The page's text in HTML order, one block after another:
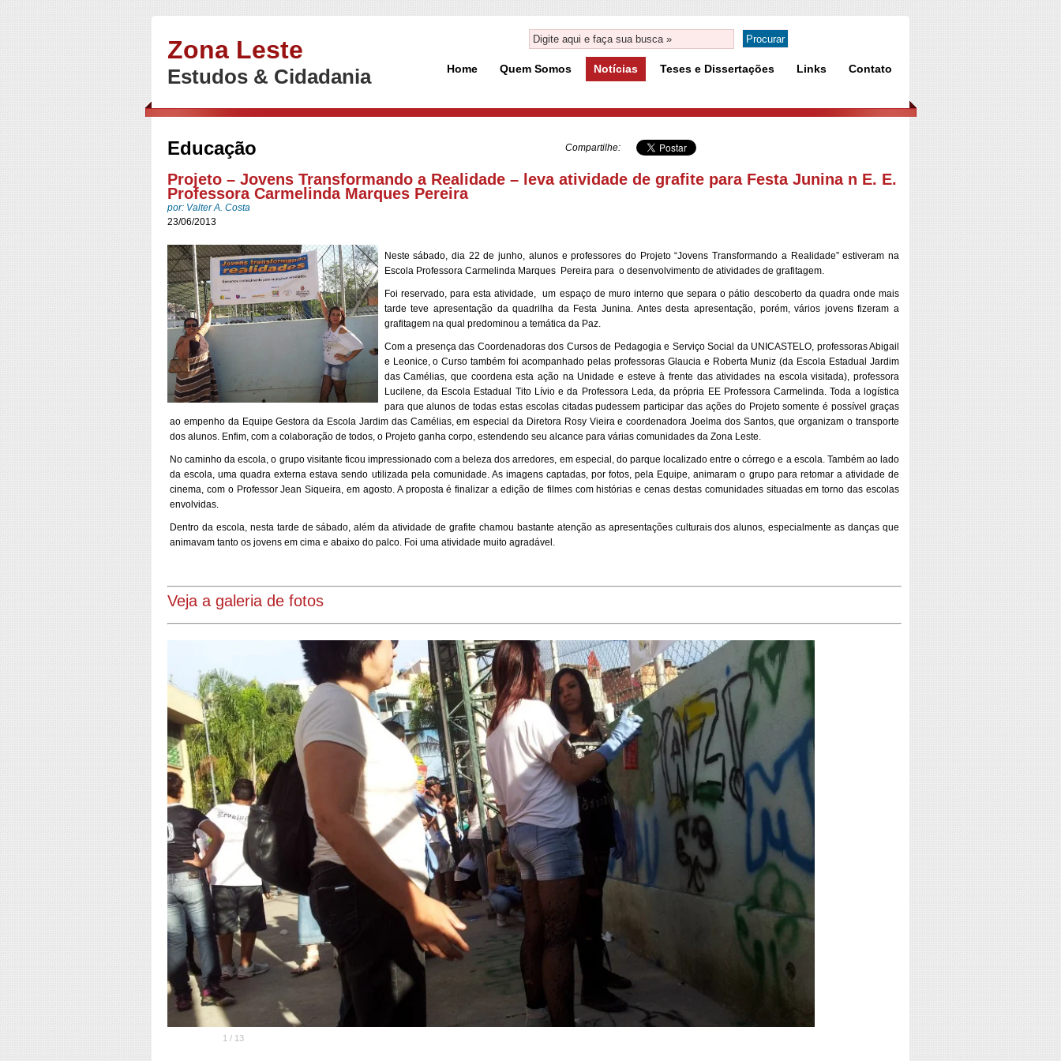
Zona Leste
Estudos & Cidadania Home Quem Somos Notícias Teses e Dissertações Links Contato
Educação Compartilhe:
Projeto – Jovens Transformando a Realidade – leva atividade de grafite para Festa Junina n E. E.
Professora Carmelinda Marques Pereira
por: Valter A. Costa
23/06/2013
Neste sábado, dia 22 de junho, alunos e professores do Projeto “Jovens Transformando a Realidade” estiveram na
Escola Professora Carmelinda Marques Pereira para o desenvolvimento de atividades de grafitagem.
Foi reservado, para esta atividade, um espaço de muro interno que separa o pátio descoberto da quadra onde mais
tarde teve apresentação da quadrilha da Festa Junina. Antes desta apresentação, porém, vários jovens fizeram a
grafitagem na qual predominou a temática da Paz.
Com a presença das Coordenadoras dos Cursos de Pedagogia e Serviço Social da UNICASTELO, professoras Abigail
e Leonice, o Curso também foi acompanhado pelas professoras Glaucia e Roberta Muniz (da Escola Estadual Jardim
das Camélias, que coordena esta ação na Unidade e esteve à frente das atividades na escola visitada), professora
Lucilene, da Escola Estadual Tito Lívio e da Professora Leda, da própria EE Professora Carmelinda. Toda a logística
para que alunos de todas estas escolas citadas pudessem participar das ações do Projeto somente é possível graças
ao empenho da Equipe Gestora da Escola Jardim das Camélias, em especial da Diretora Rosy Vieira e coordenadora Joelma dos Santos, que organizam o transporte
dos alunos. Enfim, com a colaboração de todos, o Projeto ganha corpo, estendendo seu alcance para várias comunidades da Zona Leste.
No caminho da escola, o grupo visitante ficou impressionado com a beleza dos arredores, em especial, do parque localizado entre o córrego e a escola. Também ao lado
da escola, uma quadra externa estava sendo utilizada pela comunidade. As imagens captadas, por fotos, pela Equipe, animaram o grupo para retomar a atividade de
cinema, com o Professor Jean Siqueira, em agosto. A proposta é finalizar a edição de filmes com histórias e cenas destas comunidades situadas em torno das escolas
envolvidas.
Dentro da escola, nesta tarde de sábado, além da atividade de grafite chamou bastante atenção as apresentações culturais dos alunos, especialmente as danças que
animavam tanto os jovens em cima e abaixo do palco. Foi uma atividade muito agradável.
Veja a galeria de fotos
1 / 13